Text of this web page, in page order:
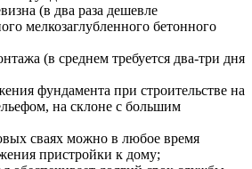
(в два раза дешевле
мелкозаглубленного бетонного
(в среднем требуется два-три дня
фундамента при строительстве на
на склоне с большим
сваях можно в любое время
пристройки к дому;